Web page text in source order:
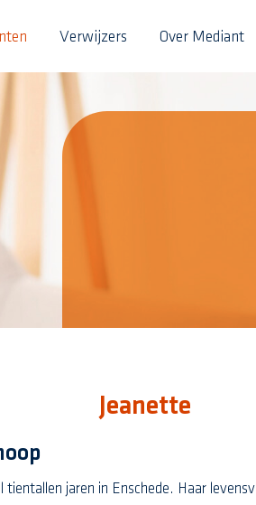
Verwijzers Over Mediant
Jeanette
tientallen jaren in Enschede. Haar